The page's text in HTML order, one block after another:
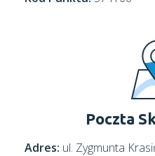
Poczta
Adres: ul. Zygmunta